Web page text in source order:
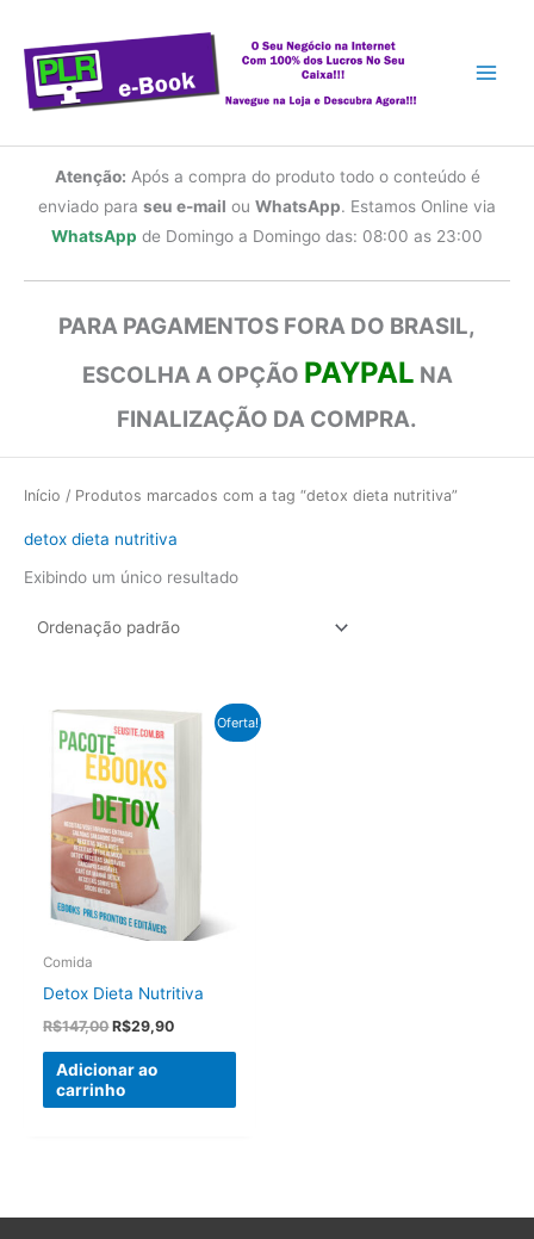
conteúdo
Atenção: Após a compra do produto todo o conteúdo é
enviado para seu e-mail ou WhatsApp. Estamos Online via
WhatsApp de Domingo a Domingo das: 08:00 as 23:00
PARA PAGAMENTOS FORA DO BRASIL,
ESCOLHA A OPÇÃO PAYPAL NA
FINALIZAÇÃO DA COMPRA.
Início / Produtos marcados com a tag “detox dieta nutritiva”
detox dieta nutritiva
Exibindo um único resultado
Oferta!
Comida
Detox Dieta Nutritiva
R$147,00O
original
era:
R$147,00.
R$29,90O
Adicionar ao
carrinho